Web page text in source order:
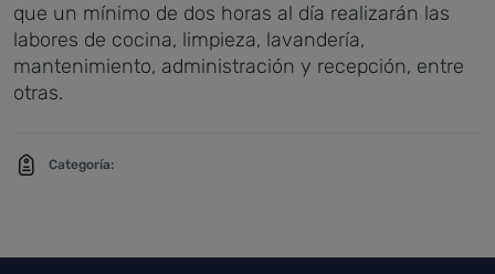
que un mínimo de dos horas al día realizarán las
labores de cocina, limpieza, lavandería,
mantenimiento, administración y recepción, entre
otras.
Categoría: